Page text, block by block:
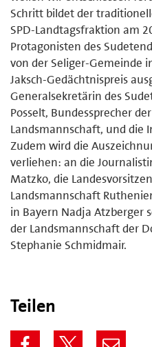
Schritt bildet der
SPD-Landtagsfraktion am
Protagonisten des
von der Seliger-Gemeinde
Jaksch-Gedächtnispreis
Generalsekretärin des
Posselt, Bundessprecher
Landsmannschaft, und die
Zudem wird die
verliehen: an die
Matzko, die
Landsmannschaft
in Bayern Nadja Atzberger
der Landsmannschaft der
Stephanie Schmidmair.
Teilen